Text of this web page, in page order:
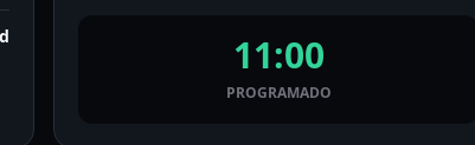
11:00
PROGRAMADO